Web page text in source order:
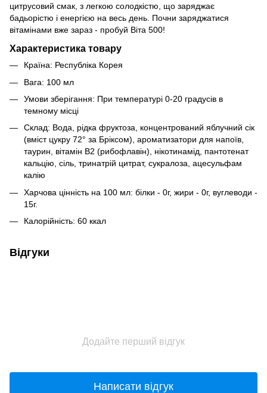
цитрусовий смак, з легкою солодкістю, що заряджає
бадьорістю і енергією на весь день. Почни заряджатися
вітамінами вже зараз - пробуй Віта 500!
Характеристика товару
Країна: Республіка Корея
Вага: 100 мл
Умови зберігання: При температурі 0-20 градусів в
темному місці
Склад: Вода, рідка фруктоза, концентрований яблучний сік
(вміст цукру 72° за Бріксом), ароматизатори для напоїв,
таурин, вітамін В2 (рибофлавін), нікотинамід, пантотенат
кальцію, сіль, тринатрій цитрат, сукралоза, ацесульфам
калію
Харчова цінність на 100 мл: білки - 0г, жири - 0г, вуглеводи -
15г.
Калорійність: 60 ккал
Відгуки
Додайте перший відгук
Написати відгук